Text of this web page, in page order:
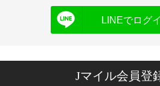
LINEでログ
Jマイル会員登